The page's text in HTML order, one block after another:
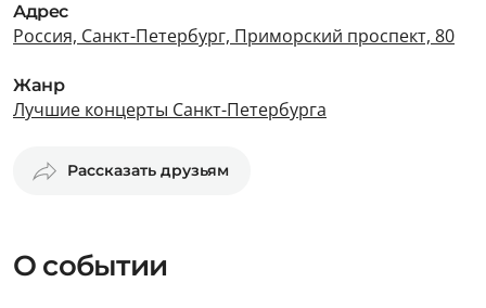
Адрес
Россия, Санкт-Петербург, Приморский проспект, 80
Жанр
Лучшие концерты Санкт-Петербурга
Рассказать друзьям
О событии